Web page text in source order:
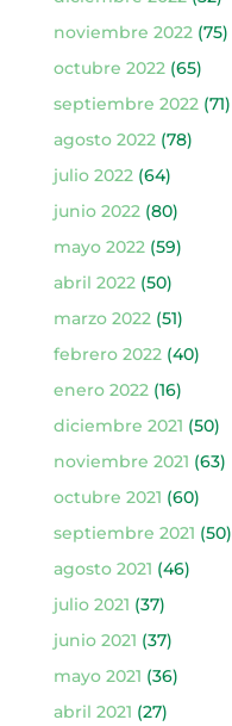
noviembre 2022 (75)
octubre 2022 (65)
septiembre 2022 (71)
agosto 2022 (78)
julio 2022 (64)
junio 2022 (80)
mayo 2022 (59)
abril 2022 (50)
marzo 2022 (51)
febrero 2022 (40)
enero 2022 (16)
diciembre 2021 (50)
noviembre 2021 (63)
octubre 2021 (60)
septiembre 2021 (50)
agosto 2021 (46)
julio 2021 (37)
junio 2021 (37)
mayo 2021 (36)
abril 2021 (27)